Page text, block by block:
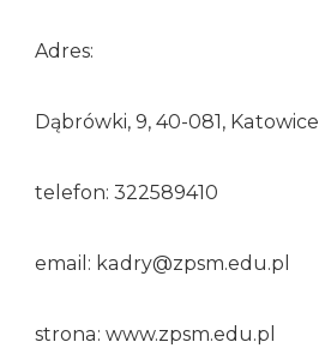
Adres:
Dąbrówki, 9, 40-081, Katowice
telefon: 322589410
email: kadry@zpsm.edu.pl
strona: www.zpsm.edu.pl